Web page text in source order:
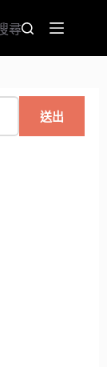
尋
送出